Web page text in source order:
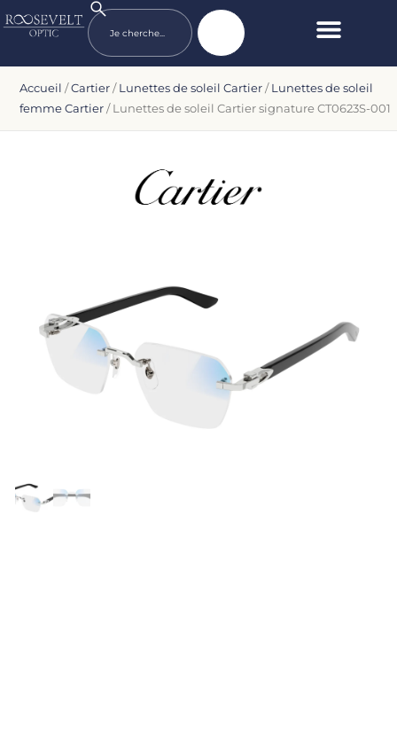
Accueil /Cartier/Lunettes de soleil Cartier/Lunettes de soleil
femme Cartier/ Lunettes de soleil Cartier signature CT0623S-001